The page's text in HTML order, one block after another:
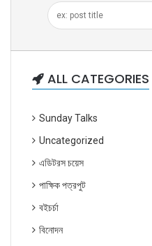
ALL CATEGORIES
Sunday Talks
Uncategorized
এডিটরস চয়েস
পাক্ষিক পত্রপুট
বইচর্চা
বিনোদন